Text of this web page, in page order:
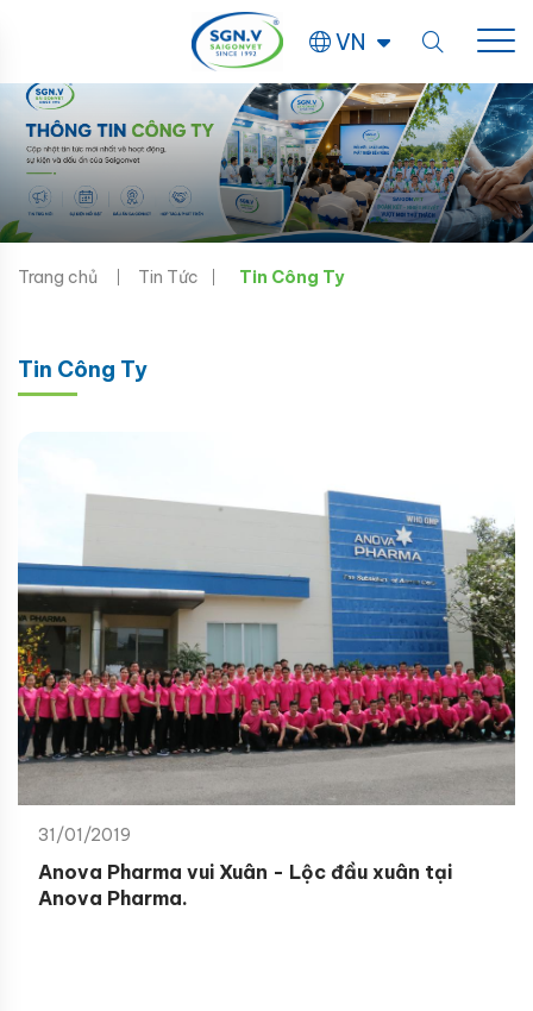
VN
Trang chủ Tin Tức Tin Công Ty
Tin Công Ty
31/01/2019
Anova Pharma vui Xuân - Lộc đầu xuân tại
Anova Pharma.